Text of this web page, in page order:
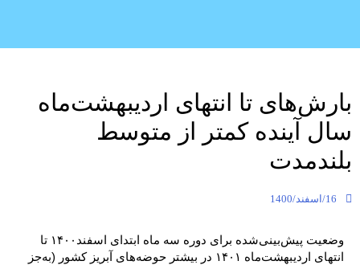
بارش‌های تا انتهای اردیبهشت‌ماه
سال آینده کمتر از متوسط
بلندمدت
16/اسفند/1400
وضعیت پیش‌بینی‌شده برای دوره سه ماه ابتدای اسفند۱۴۰۰ تا
انتهای اردیبهشت‌ماه ۱۴۰۱ در بیشتر حوضه‌های آبریز کشور (به‌جز